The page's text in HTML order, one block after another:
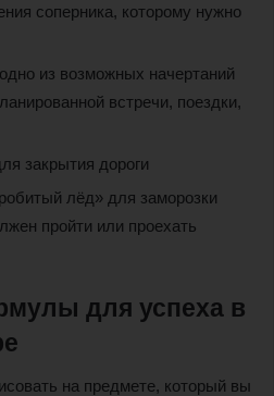
соперника, которому нужно
из возможных начертаний
встречи, поездки,
закрытия дороги
лёд» для заморозки
пройти или проехать
для успеха в
на предмете, который вы